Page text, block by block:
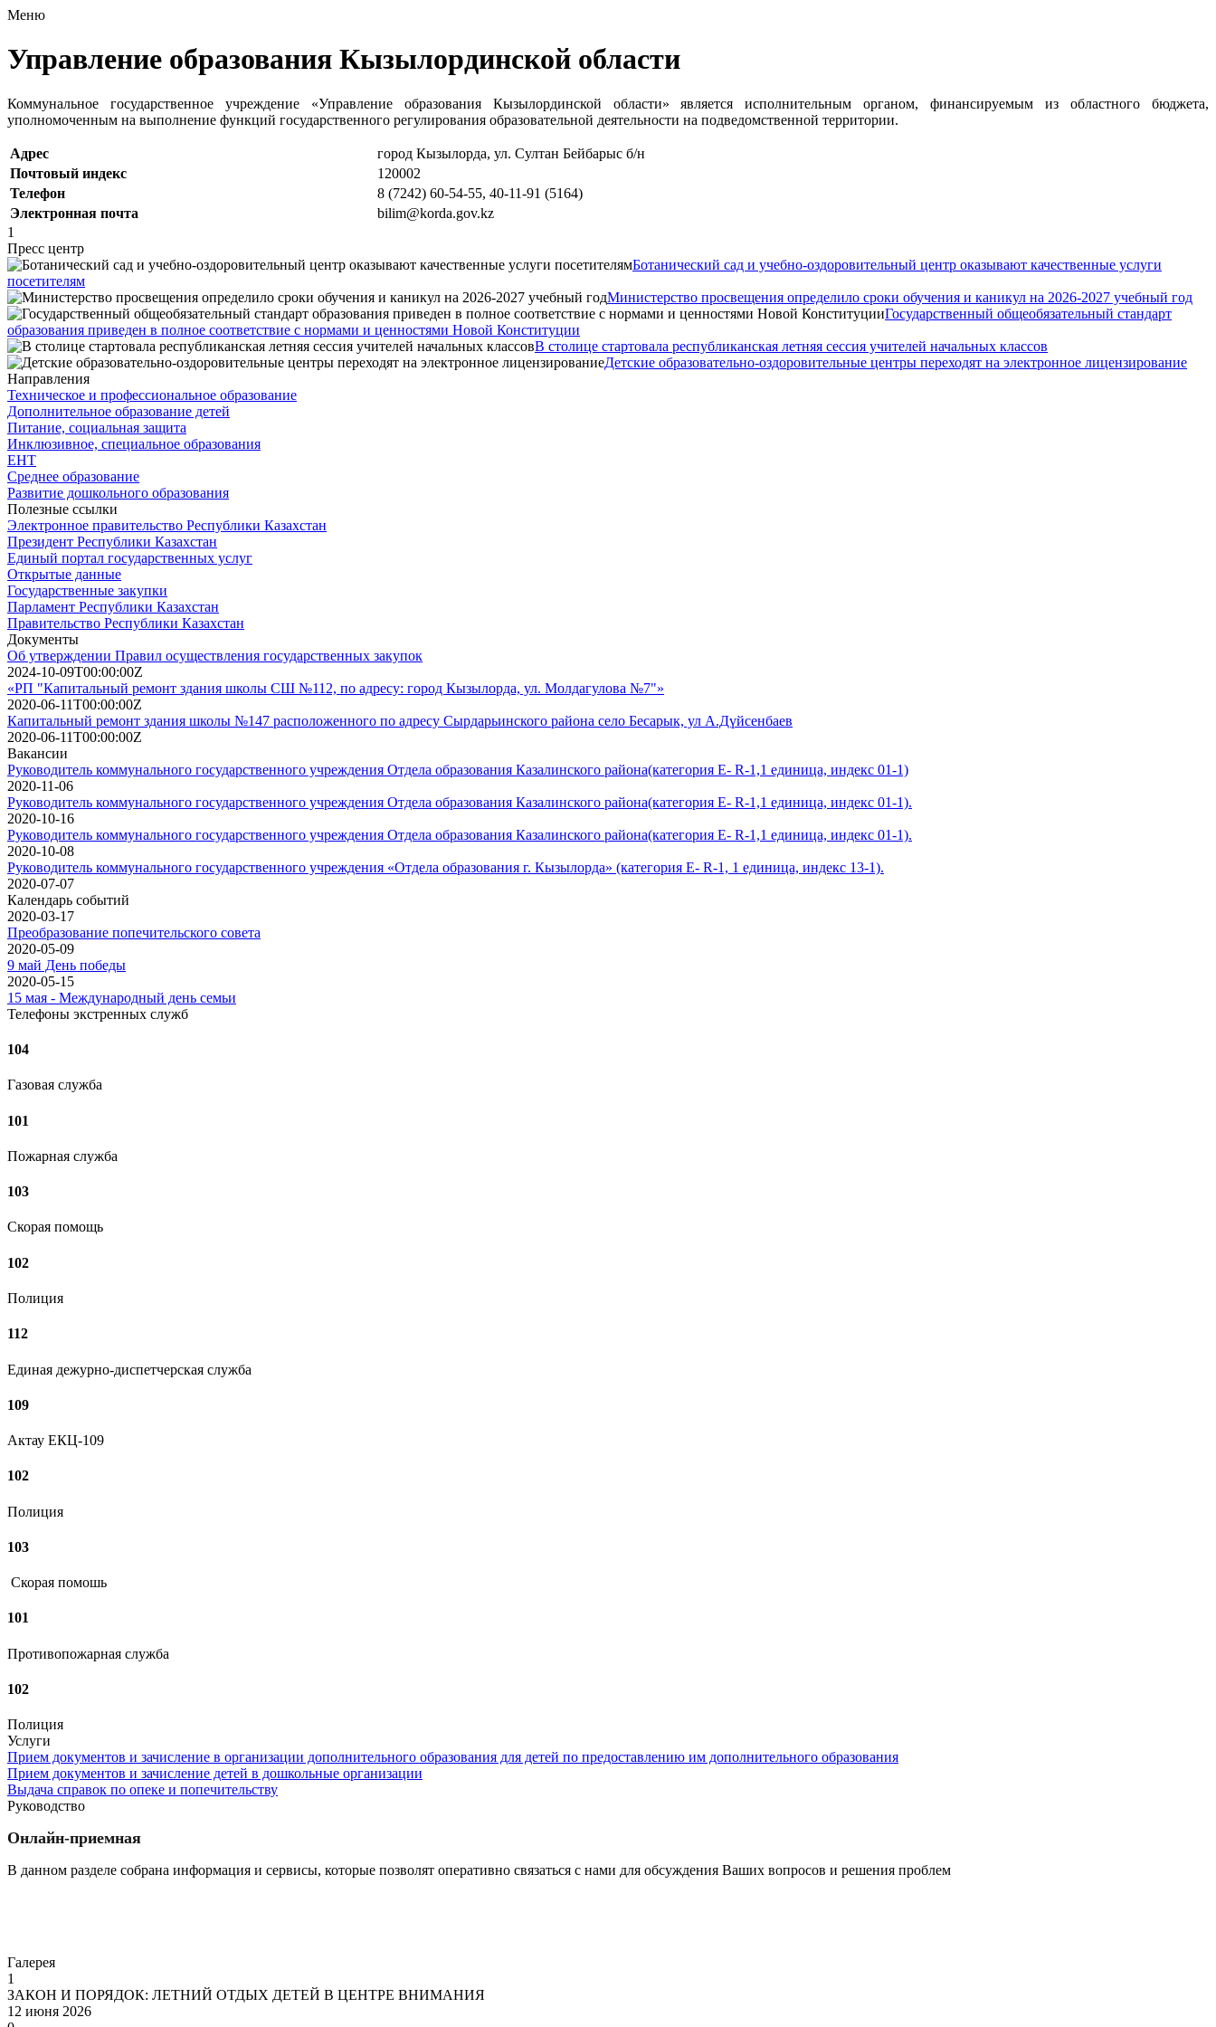
Меню
Управление образования Кызылординской области
Коммунальное государственное учреждение «Управление образования Кызылординской области» является исполнительным органом, финансируемым из областного бюджета,
уполномоченным на выполнение функций государственного регулирования образовательной деятельности на подведомственной территории.
Адрес
город Кызылорда, ул. Султан Бейбарыс б/н
Почтовый индекс
120002
Телефон
8 (7242) 60-54-55, 40-11-91 (5164)
Электронная почта
bilim@korda.gov.kz
1
Пресс центр
Ботанический сад и учебно-оздоровительный центр оказывают качественные услуги
посетителям
Министерство просвещения определило сроки обучения и каникул на 2026-2027 учебный год
Государственный общеобязательный стандарт
образования приведен в полное соответствие с нормами и ценностями Новой Конституции
В столице стартовала республиканская летняя сессия учителей начальных классов
Детские образовательно-оздоровительные центры переходят на электронное лицензирование
Направления
Техническое и профессиональное образование
Дополнительное образование детей
Питание, социальная защита
Инклюзивное, специальное образования
ЕНТ
Среднее образование
Развитие дошкольного образования
Полезные ссылки
Электронное правительство Республики Казахстан
Президент Республики Казахстан
Единый портал государственных услуг
Открытые данные
Государственные закупки
Парламент Республики Казахстан
Правительство Республики Казахстан
Документы
Об утверждении Правил осуществления государственных закупок
2024-10-09T00:00:00Z
«РП "Капитальный ремонт здания школы СШ №112, по адресу: город Кызылорда, ул. Молдагулова №7"»
2020-06-11T00:00:00Z
Капитальный ремонт здания школы №147 расположенного по адресу Сырдарьинского района село Бесарык, ул А.Дүйсенбаев
2020-06-11T00:00:00Z
Вакансии
Руководитель коммунального государственного учреждения Отдела образования Казалинского района(категория E- R-1,1 единица, индекс 01-1)
2020-11-06
Руководитель коммунального государственного учреждения Отдела образования Казалинского района(категория E- R-1,1 единица, индекс 01-1).
2020-10-16
Руководитель коммунального государственного учреждения Отдела образования Казалинского района(категория E- R-1,1 единица, индекс 01-1).
2020-10-08
Руководитель коммунального государственного учреждения «Отдела образования г. Кызылорда» (категория E- R-1, 1 единица, индекс 13-1).
2020-07-07
Календарь событий
2020-03-17
Преобразование попечительского совета
2020-05-09
9 май День победы
2020-05-15
15 мая - Международный день семьи
Телефоны экстренных служб
104
Газовая служба
101
Пожарная служба
103
Скорая помощь
102
Полиция
112
Единая дежурно-диспетчерская служба
109
Актау ЕКЦ-109
102
Полиция
103
Скорая помошь
101
Противопожарная служба
102
Полиция
Услуги
Прием документов и зачисление в организации дополнительного образования для детей по предоставлению им дополнительного образования
Прием документов и зачисление детей в дошкольные организации
Выдача справок по опеке и попечительству
Руководство
Онлайн-приемная
В данном разделе собрана информация и сервисы, которые позволят оперативно связаться с нами для обсуждения Ваших вопросов и решения проблем
Галерея
1
ЗАКОН И ПОРЯДОК: ЛЕТНИЙ ОТДЫХ ДЕТЕЙ В ЦЕНТРЕ ВНИМАНИЯ
12 июня 2026